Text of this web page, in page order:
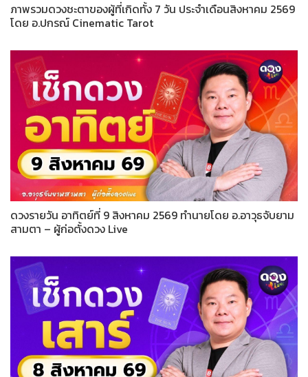
ภาพรวมดวงชะตาของผู้ที่เกิดทั้ง 7 วัน ประจำเดือนสิงหาคม 2569
โดย อ.ปกรณ์ Cinematic Tarot
ดวงรายวัน อาทิตย์ที่ 9 สิงหาคม 2569 ทำนายโดย อ.อาวุธจับยาม
สามตา – ผู้ก่อตั้งดวง Live